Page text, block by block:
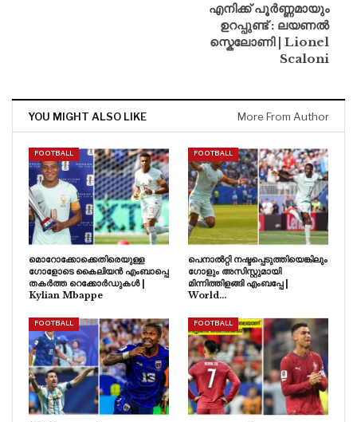
എനിക്ക് പൂർണ്ണമായും
ഉറപ്പുണ്ട് : ലയണൽ
സ്കെലോണി | Lionel
Scaloni
YOU MIGHT ALSO LIKE More From Author
FOOTBALL
മൊറോക്കോക്കെതിരെയുള്ള
ഗോളോടെ കൈലിയൻ എംബാപ്പെ
തകർത്ത റെക്കോർഡുകൾ |
Kylian Mbappe
FOOTBALL
പെനാൽറ്റി നഷ്ടപ്പെടുത്തിയെങ്കിലും
ഗോളും അസിസ്റ്റുമായി
മിന്നിത്തിളങ്ങി എംബപ്പേ |
World…
FOOTBALL FOOTBALL